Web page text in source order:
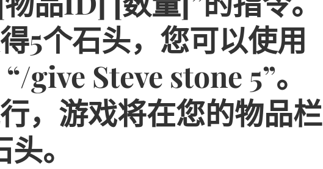
5个石头，您可以使用
give Steve stone 5”。
，游戏将在您的物品栏
。